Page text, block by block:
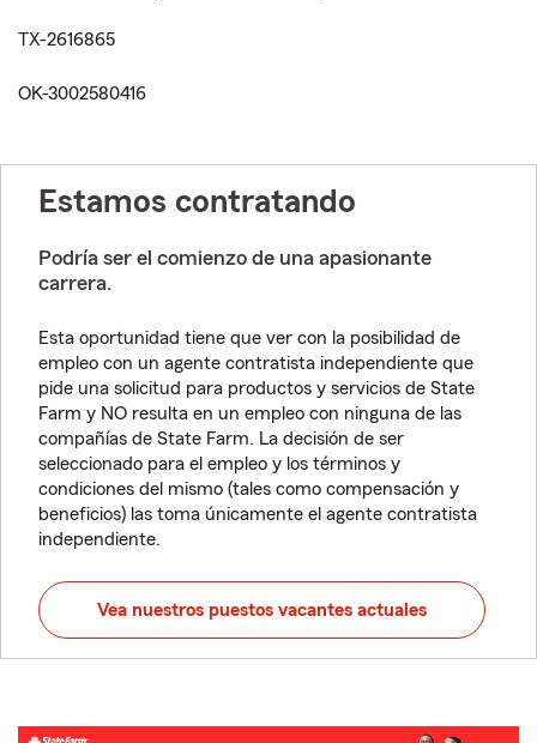
TX-2616865
OK-3002580416
Estamos contratando
Podría ser el comienzo de una apasionante
carrera.
Esta oportunidad tiene que ver con la posibilidad de
empleo con un agente contratista independiente que
pide una solicitud para productos y servicios de State
Farm y NO resulta en un empleo con ninguna de las
compañías de State Farm. La decisión de ser
seleccionado para el empleo y los términos y
condiciones del mismo (tales como compensación y
beneficios) las toma únicamente el agente contratista
independiente.
Vea nuestros puestos vacantes actuales